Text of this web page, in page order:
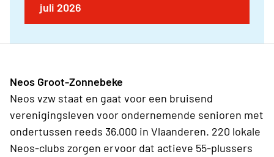
juli 2026
Neos Groot-Zonnebeke
Neos vzw staat en gaat voor een bruisend
verenigingsleven voor ondernemende senioren met
ondertussen reeds 36.000 in Vlaanderen. 220 lokale
Neos-clubs zorgen ervoor dat actieve 55-plussers